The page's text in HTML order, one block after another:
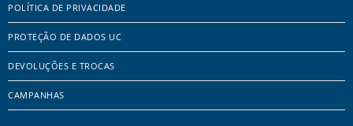
POLÍTICA DE PRIVACIDADE
PROTEÇÃO DE DADOS UC
DEVOLUÇÕES E TROCAS
CAMPANHAS